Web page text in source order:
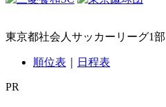
東京都社会人サッカーリーグ1部
順位表 日程表
PR